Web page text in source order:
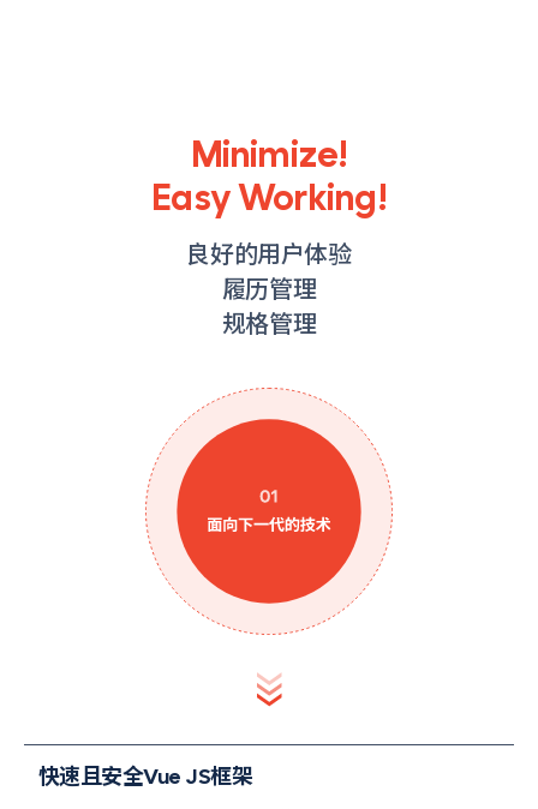
Minimize!
Easy Working!
良好的用户体验
履历管理
规格管理
快速且安全Vue JS框架